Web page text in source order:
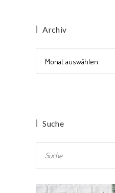
Archiv
Suche